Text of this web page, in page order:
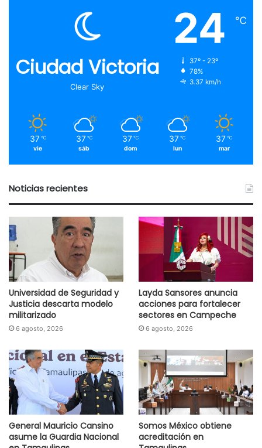
Ciudad Victoria
Clear Sky
24 ℃
37º - 23º
78%
3.37 km/h
37 ℃
vie
37 ℃
sáb
37 ℃
dom
37 ℃
lun
37 ℃
mar
Noticias recientes
Universidad de Seguridad y
Justicia descarta modelo
militarizado
6 agosto, 2026
Layda Sansores anuncia
acciones para fortalecer
sectores en Campeche
6 agosto, 2026
General Mauricio Cansino
asume la Guardia Nacional
Somos México obtiene
acreditación en